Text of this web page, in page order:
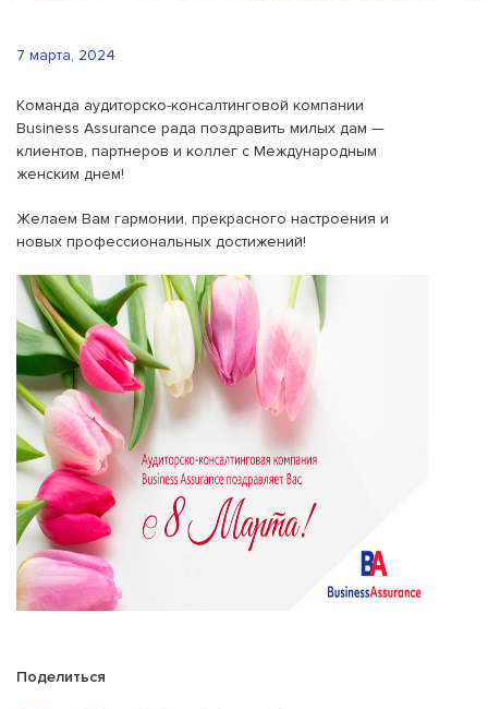
7 марта, 2024
Команда аудиторско-консалтинговой компании
Business Assurance рада поздравить милых дам —
клиентов, партнеров и коллег с Международным
женским днем!
Желаем Вам гармонии, прекрасного настроения и
новых профессиональных достижений!
Поделиться